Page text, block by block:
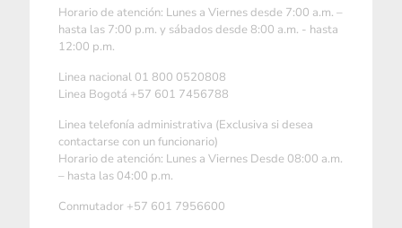
Horario de atención: Lunes a Viernes desde 7:00 a.m. –
hasta las 7:00 p.m. y sábados desde 8:00 a.m. - hasta
12:00 p.m.
Linea nacional 01 800 0520808
Linea Bogotá +57 601 7456788
Linea telefonía administrativa (Exclusiva si desea
contactarse con un funcionario)
Horario de atención: Lunes a Viernes Desde 08:00 a.m.
– hasta las 04:00 p.m.
Conmutador +57 601 7956600